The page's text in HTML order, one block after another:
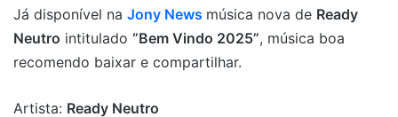
Já disponível na Jony News música nova de Ready
Neutro intitulado “Bem Vindo 2025”, música boa
recomendo baixar e compartilhar.
Artista: Ready Neutro